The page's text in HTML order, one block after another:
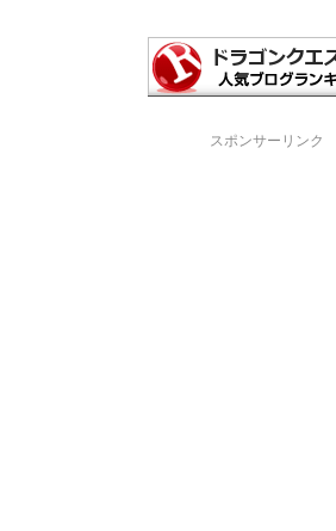
スポンサーリンク